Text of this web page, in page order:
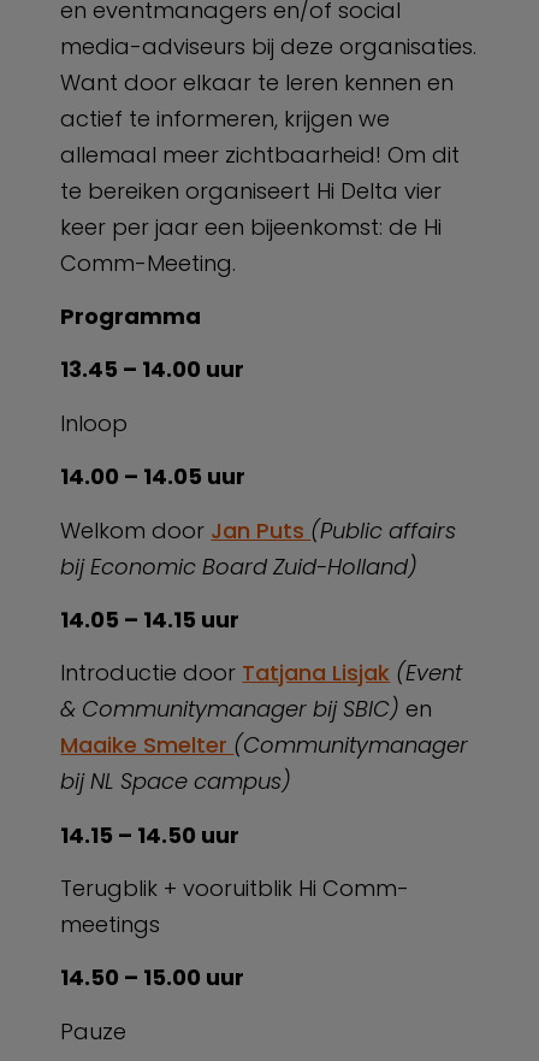
en eventmanagers en/of social
media-adviseurs bij deze organisaties.
Want door elkaar te leren kennen en
actief te informeren, krijgen we
allemaal meer zichtbaarheid! Om dit
te bereiken organiseert Hi Delta vier
keer per jaar een bijeenkomst: de Hi
Comm-Meeting.
Programma
13.45 – 14.00 uur
Inloop
14.00 – 14.05 uur
Welkom door Jan Puts (Public affairs
bij Economic Board Zuid-Holland)
14.05 – 14.15 uur
Introductie door Tatjana Lisjak (Event
& Communitymanager bij SBIC) en
Maaike Smelter (Communitymanager
bij NL Space campus)
14.15 – 14.50 uur
Terugblik + vooruitblik Hi Comm-
meetings
14.50 – 15.00 uur
Pauze